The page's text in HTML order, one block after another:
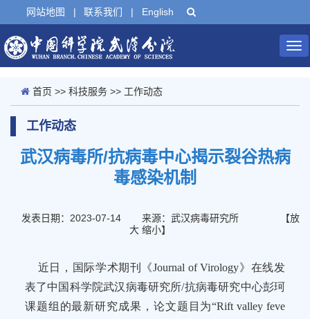
网站地图 | 联系我们 | English
首页 >> 科技服务 >> 工作动态
工作动态
武汉病毒所/抗病毒中心揭示裂谷热病
毒感染机制
发表日期：2023-07-14 来源：武汉病毒研究所 【放
大 缩小】
近日，国际学术期刊《Journal of Virology》在线发
表了中国科学院武汉病毒研究所/抗病毒研究中心彭珂
课题组的最新研究成果，论文题目为“Rift valley feve